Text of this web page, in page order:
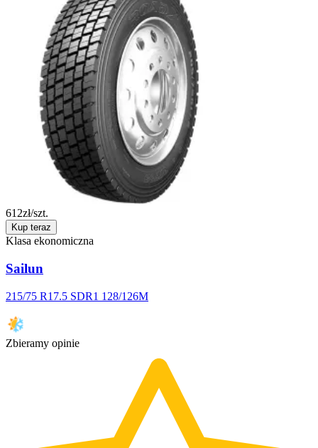
612zł/szt.
Kup teraz
Klasa ekonomiczna
Sailun
215/75 R17.5 SDR1 128/126M
Zbieramy opinie